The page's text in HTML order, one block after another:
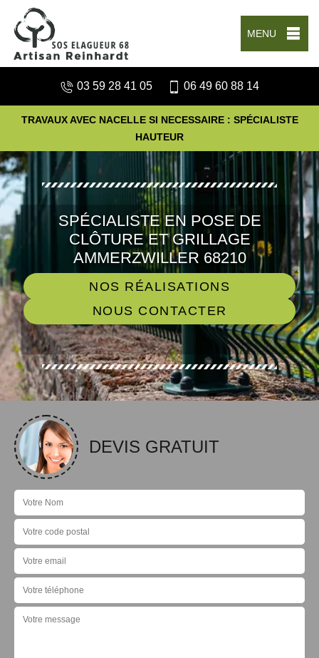
MENU
03 59 28 41 05 06 49 60 88 14
TRAVAUX AVEC NACELLE SI NECESSAIRE : SPÉCIALISTE
HAUTEUR
SPÉCIALISTE EN POSE DE
CLÔTURE ET GRILLAGE
AMMERZWILLER 68210
NOS RÉALISATIONS
NOUS CONTACTER
DEVIS GRATUIT